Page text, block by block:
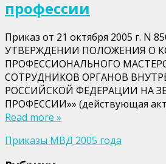
профессии
Приказ от 21 октября 2005 г. N
УТВЕРЖДЕНИИ ПОЛОЖЕНИЯ О
ПРОФЕССИОНАЛЬНОГО
СОТРУДНИКОВ ОРГАНОВ
РОССИЙСКОЙ ФЕДЕРАЦИИ НА
ПРОФЕССИИ»» (действующая
Read more »
Приказы МВД 2005 года